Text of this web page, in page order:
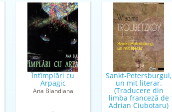
Întîmplări cu
Arpagic
Ana Blandiana
Sankt-Petersburgul,
un mit literar.
(Traducere din
limba franceză de
Adrian Ciubotaru)